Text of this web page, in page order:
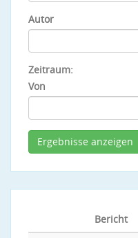
Autor
Zeitraum:
Von
Bericht